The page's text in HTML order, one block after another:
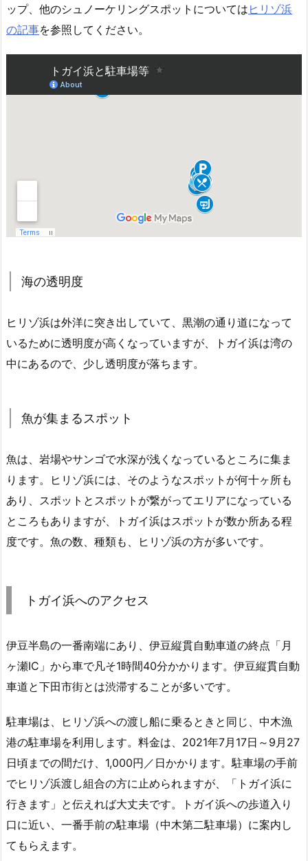
ップ、他のシュノーケリングスポットについては ヒリゾ浜
の記事を参照してください。
海の透明度
ヒリゾ浜は外洋に突き出していて、黒潮の通り道になって
いるために透明度が高くなっていますが、トガイ浜は湾の
中にあるので、少し透明度が落ちます。
魚が集まるスポット
魚は、岩場やサンゴで水深が浅くなっているところに集ま
ります。ヒリゾ浜には、そのようなスポットが何十ヶ所も
あり、スポットとスポットが繋がってエリアになっている
ところもありますが、トガイ浜はスポットが数か所ある程
度です。魚の数、種類も、ヒリゾ浜の方が多いです。
トガイ浜へのアクセス
伊豆半島の一番南端にあり、伊豆縦貫自動車道の終点「月
ヶ瀬IC」から車で凡そ1時間40分かかります。伊豆縦貫自動
車道と下田市街とは渋滞することが多いです。
駐車場は、ヒリゾ浜への渡し船に乗るときと同じ、中木漁
港の駐車場を利用します。料金は、2021年7月17日～9月27
日頃までの間だけ、1,000円／日かかります。駐車場の手前
でヒリゾ浜渡し組合の方に止められますが、「トガイ浜に
行きます」と伝えれば大丈夫です。トガイ浜への歩道入り
口に近い、一番手前の駐車場（中木第二駐車場）に案内し
てもらえます。